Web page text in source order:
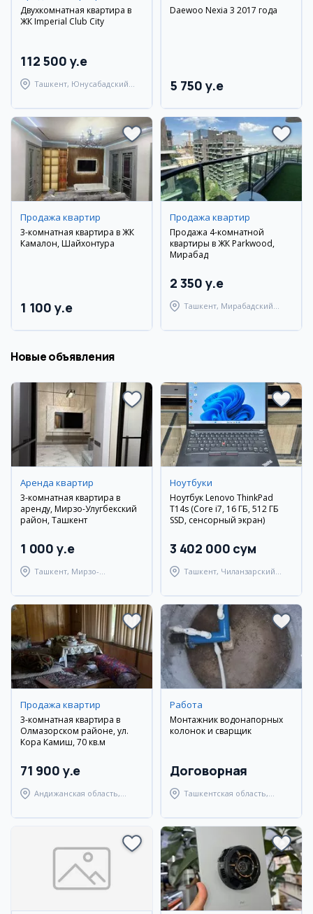
Двухкомнатная квартира в
ЖК Imperial Club City
112 500 y.e
Ташкент, Юнусабадский
Daewoo Nexia 3 2017 года
5 750 y.e
Продажа квартир
3-комнатная квартира в ЖК
Камалон, Шайхонтура
1 100 y.e
Продажа квартир
Продажа 4-комнатной
квартиры в ЖК Parkwood,
Мирабад
2 350 y.e
Ташкент, Мирабадский
Новые объявления
Аренда квартир
3-комнатная квартира в
аренду, Мирзо-Улугбекский
район, Ташкент
1 000 y.e
Ташкент, Мирзо-
Ноутбуки
Ноутбук Lenovo ThinkPad
T14s (Core i7, 16 ГБ, 512 ГБ
SSD, сенсорный экран)
3 402 000 сум
Ташкент, Чиланзарский
Продажа квартир
3-комнатная квартира в
Олмазорском районе, ул.
Кора Камиш, 70 кв.м
71 900 y.e
Андижанская область,
Работа
Монтажник водонапорных
колонок и сварщик
Договорная
Ташкентская область,